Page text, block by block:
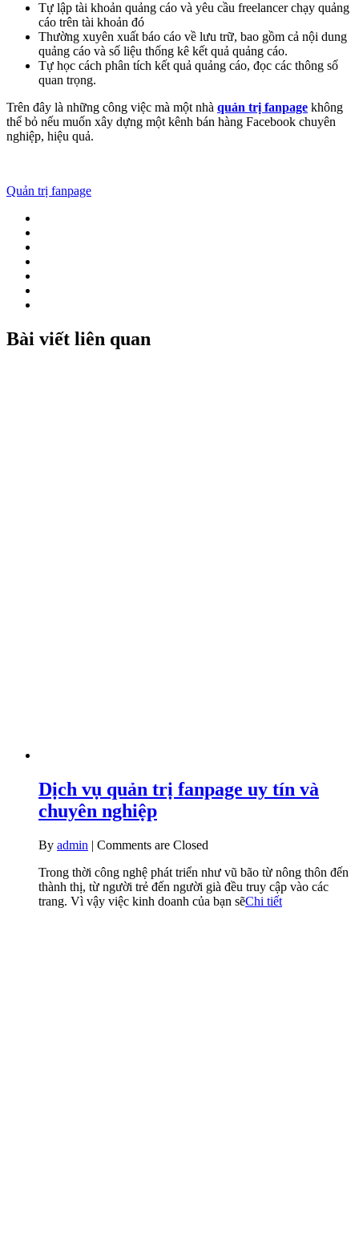
Tự lập tài khoản quảng cáo và yêu cầu freelancer chạy quảng
cáo trên tài khoản đó
Thường xuyên xuất báo cáo về lưu trữ, bao gồm cả nội dung
quảng cáo và số liệu thống kê kết quả quảng cáo.
Tự học cách phân tích kết quả quảng cáo, đọc các thông số
quan trọng.
Trên đây là những công việc mà một nhà quản trị fanpage không
thể bỏ nếu muốn xây dựng một kênh bán hàng Facebook chuyên
nghiệp, hiệu quả.
Quản trị fanpage
Bài viết liên quan
Dịch vụ quản trị fanpage uy tín và
chuyên nghiệp
By admin | Comments are Closed
Trong thời công nghệ phát triển như vũ bão từ nông thôn đến
thành thị, từ người trẻ đến người già đều truy cập vào các
trang. Vì vậy việc kinh doanh của bạn sẽChi tiết